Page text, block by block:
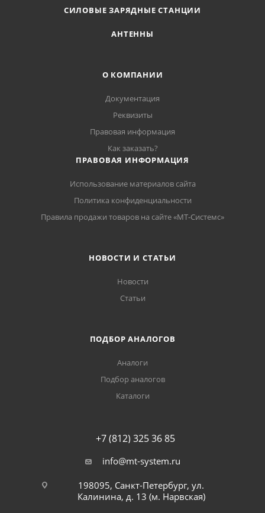
СИЛОВЫЕ ЗАРЯДНЫЕ СТАНЦИИ
АНТЕННЫ
О КОМПАНИИ
Документация
Реквизиты
Правовая информация
Как заказать?
ПРАВОВАЯ ИНФОРМАЦИЯ
Использование материалов сайта
Политика конфиденциальности
Правила продажи товаров на сайте «МТ-Системс»
НОВОСТИ И СТАТЬИ
Новости
Статьи
ПОДБОР АНАЛОГОВ
Аналоги
Подбор аналогов
Каталоги
+7 (812) 325 36 85
info@mt-system.ru
198095, Санкт-Петербург, ул.
Калинина, д. 13 (м. Нарвская)